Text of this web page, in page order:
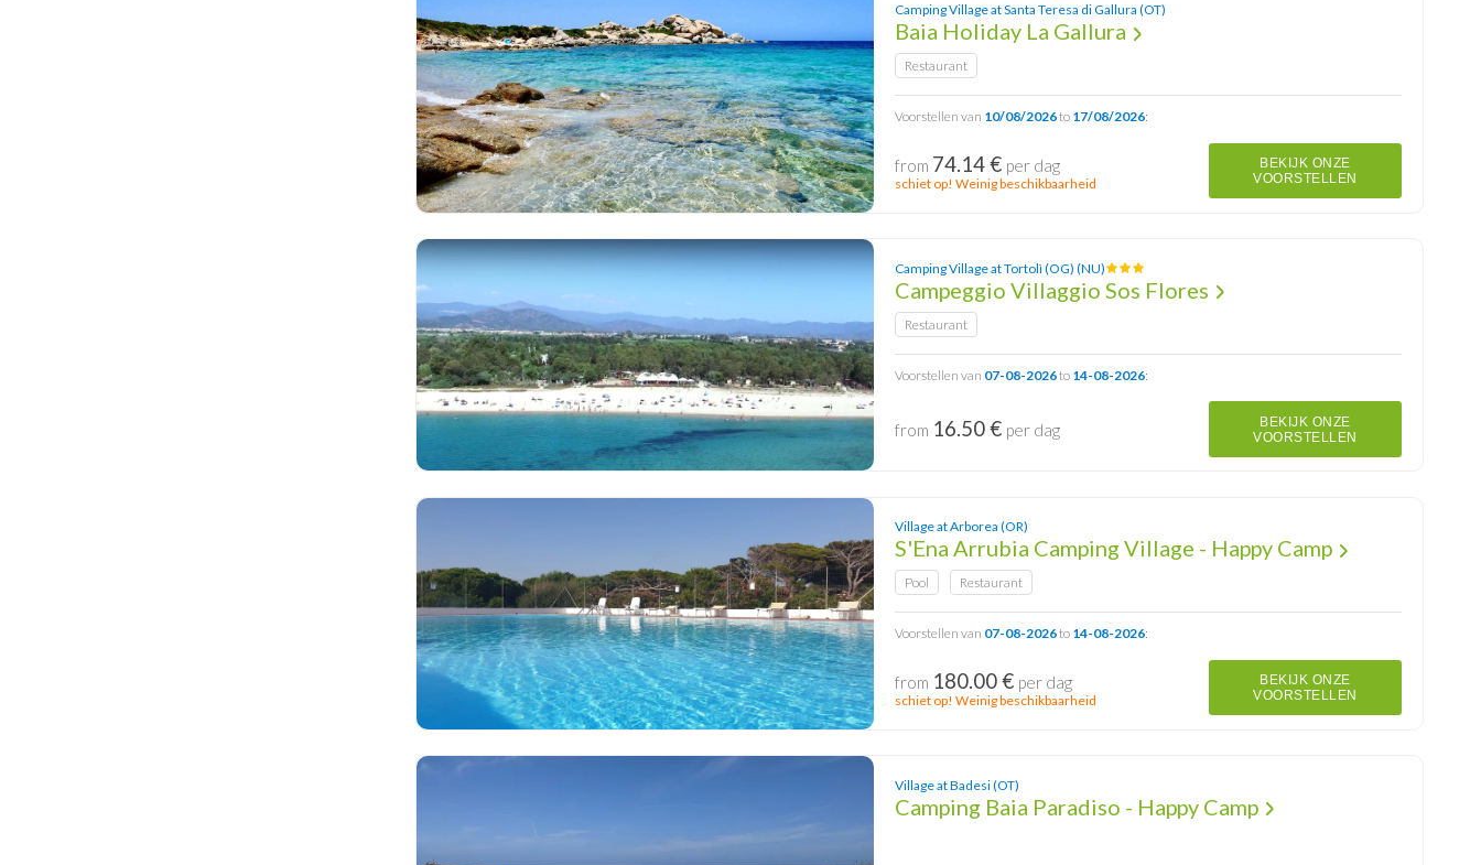
Camping Village at Santa Teresa di Gallura (OT)
Baia Holiday La Gallura
Restaurant
Voorstellen van 10/08/2026to 17/08/2026:
from 74.14 € per dag
schiet op! Weinig beschikbaarheid
BEKIJK ONZE
VOORSTELLEN
Camping Village at Tortolì (OG) (NU)
Campeggio Villaggio Sos Flores
Restaurant
Voorstellen van 07-08-2026to 14-08-2026:
from 16.50 € per dag
BEKIJK ONZE
VOORSTELLEN
Village at Arborea (OR)
S'Ena Arrubia Camping Village - Happy Camp
Pool Restaurant
Voorstellen van 07-08-2026to 14-08-2026:
from 180.00 € per dag
schiet op! Weinig beschikbaarheid
BEKIJK ONZE
VOORSTELLEN
Village at Badesi (OT)
Camping Baia Paradiso - Happy Camp